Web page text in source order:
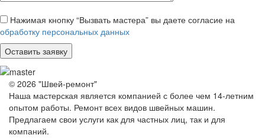
Нажимая кнопку “Вызвать мастера” вы даете согласие на
обработку персональных данных
© 2026 "Швей-ремонт"
Наша мастерская является компанией с более чем 14-летним
опытом работы. Ремонт всех видов швейных машин.
Предлагаем свои услуги как для частных лиц, так и для
компаний.